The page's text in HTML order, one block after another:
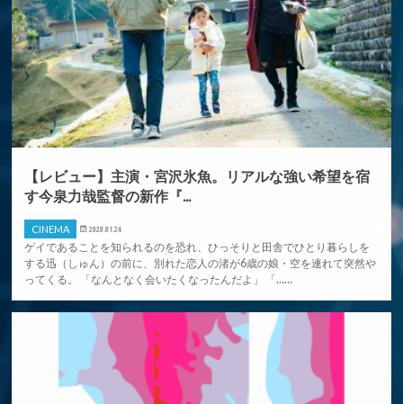
【レビュー】主演・宮沢氷魚。リアルな強い希望を宿
す今泉力哉監督の新作『...
CINEMA 2020.01.24
ゲイであることを知られるのを恐れ、ひっそりと田舎でひとり暮らしを
する迅（しゅん）の前に、別れた恋人の渚が6歳の娘・空を連れて突然や
ってくる。 「なんとなく会いたくなったんだよ」 「……